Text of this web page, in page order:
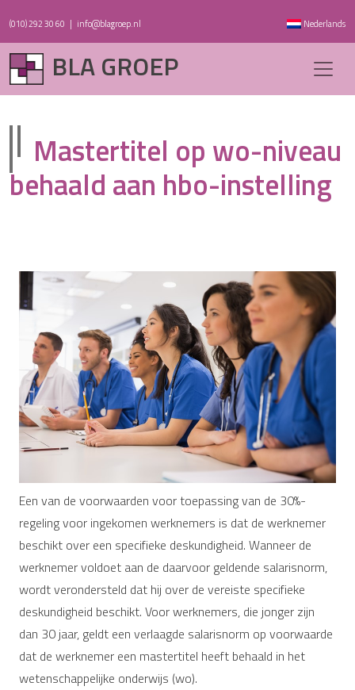
(010) 292 30 60 | info@blagroep.nl Nederlands
BLA GROEP
Mastertitel op wo-niveau
behaald aan hbo-instelling
Een van de voorwaarden voor toepassing van de 30%-
regeling voor ingekomen werknemers is dat de werknemer
beschikt over een specifieke deskundigheid. Wanneer de
werknemer voldoet aan de daarvoor geldende salarisnorm,
wordt verondersteld dat hij over de vereiste specifieke
deskundigheid beschikt. Voor werknemers, die jonger zijn
dan 30 jaar, geldt een verlaagde salarisnorm op voorwaarde
dat de werknemer een mastertitel heeft behaald in het
wetenschappelijke onderwijs (wo).